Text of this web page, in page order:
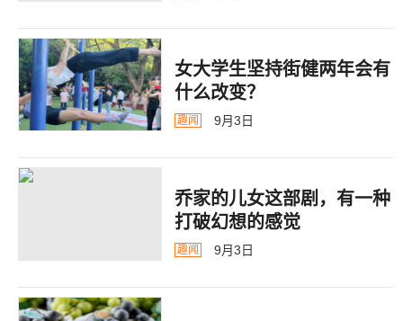
女大学生坚持街健两年会有
什么改变？
趣闻 9月3日
乔家的儿女这部剧，有一种
打破幻想的感觉
趣闻 9月3日